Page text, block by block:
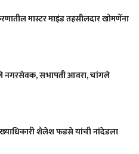
मास्टर माइंड तहसीलदार खोमणेंना
सभापती आवरा, चांगले
शैलेश फडसे यांची नांदेडला